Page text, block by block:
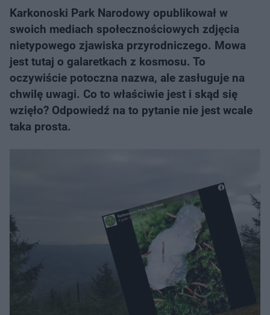
Karkonoski Park Narodowy opublikował w
swoich mediach społecznościowych zdjęcia
nietypowego zjawiska przyrodniczego. Mowa
jest tutaj o galaretkach z kosmosu. To
oczywiście potoczna nazwa, ale zasługuje na
chwilę uwagi. Co to właściwie jest i skąd się
wzięło? Odpowiedź na to pytanie nie jest wcale
taka prosta.